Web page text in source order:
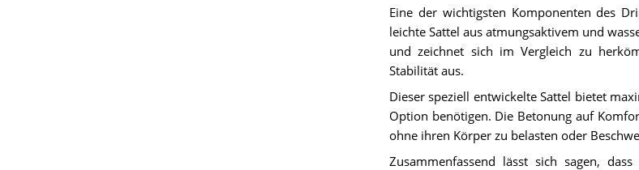
Eine der wichtigsten Komponenten des
leichte Sattel aus atmungsaktivem und
und zeichnet sich im Vergleich zu
Stabilität aus.
Dieser speziell entwickelte Sattel bietet
Option benötigen. Die Betonung auf
ohne ihren Körper zu belasten oder
Zusammenfassend lässt sich sagen,